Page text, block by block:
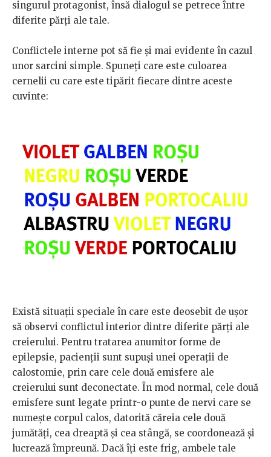
singurul protagonist, însă dialogul se petrece între
diferite părţi ale tale.
Conflictele interne pot să fie şi mai evidente în cazul
unor sarcini simple. Spuneţi care este culoarea
cernelii cu care este tipărit fiecare dintre aceste
cuvinte:
Există situaţii speciale în care este deosebit de uşor
să observi conflictul interior dintre diferite părţi ale
creierului. Pentru tratarea anumitor forme de
epilepsie, pacienţii sunt supuşi unei operaţii de
calostomie, prin care cele două emisfere ale
creierului sunt deconectate. În mod normal, cele două
emisfere sunt legate printr-o punte de nervi care se
numeşte corpul calos, datorită căreia cele două
jumătăţi, cea dreaptă şi cea stângă, se coordonează şi
lucrează împreună. Dacă îţi este frig, ambele tale